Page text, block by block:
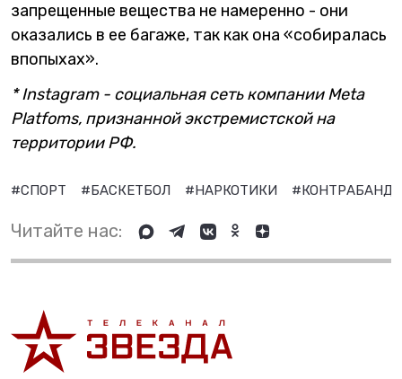
запрещенные вещества не намеренно - они
оказались в ее багаже, так как она «собиралась
впопыхах».
* Instagram - социальная сеть компании Meta
Platfoms, признанной экстремистской на
территории РФ.
#СПОРТ #БАСКЕТБОЛ #НАРКОТИКИ
Читайте нас: